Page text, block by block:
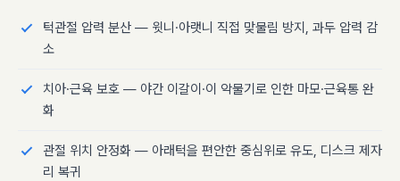
턱관절 압력 분산 — 윗니·아랫니 직접 맞물림 방지, 과두 압력 감
소
치아·근육 보호 — 야간 이갈이·이 악물기로 인한 마모·근육통 완
화
관절 위치 안정화 — 아래턱을 편안한 중심위로 유도, 디스크 제자
리 복귀